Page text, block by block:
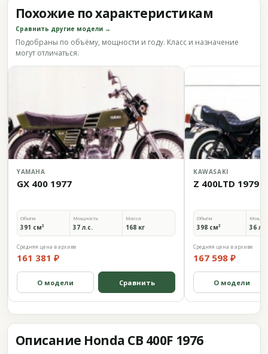
Похожие по характеристикам
Сравнить другие модели →
Подобраны по объёму, мощности и году. Класс и назначение
могут отличаться.
YAMAHA
GX 400 1977
Объём
391 см³
Мощность
37 л.с.
Масса
168 кг
Средняя цена в архиве
161 381 ₽
О модели Сравнить
KAWASAKI
Z 400LTD 1979
Объём
398 см³ 36
Средняя цена в архиве
167 598 ₽
О модели
Описание Honda CB 400F 1976